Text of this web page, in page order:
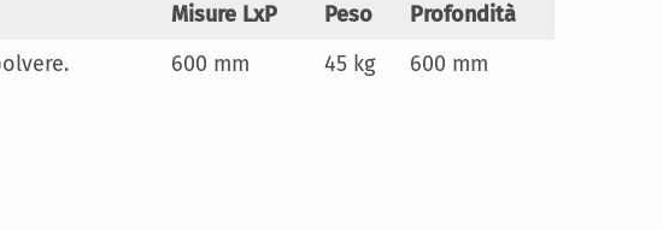
Misure LxP Peso
Profondità
600 mm 45 kg 600 mm